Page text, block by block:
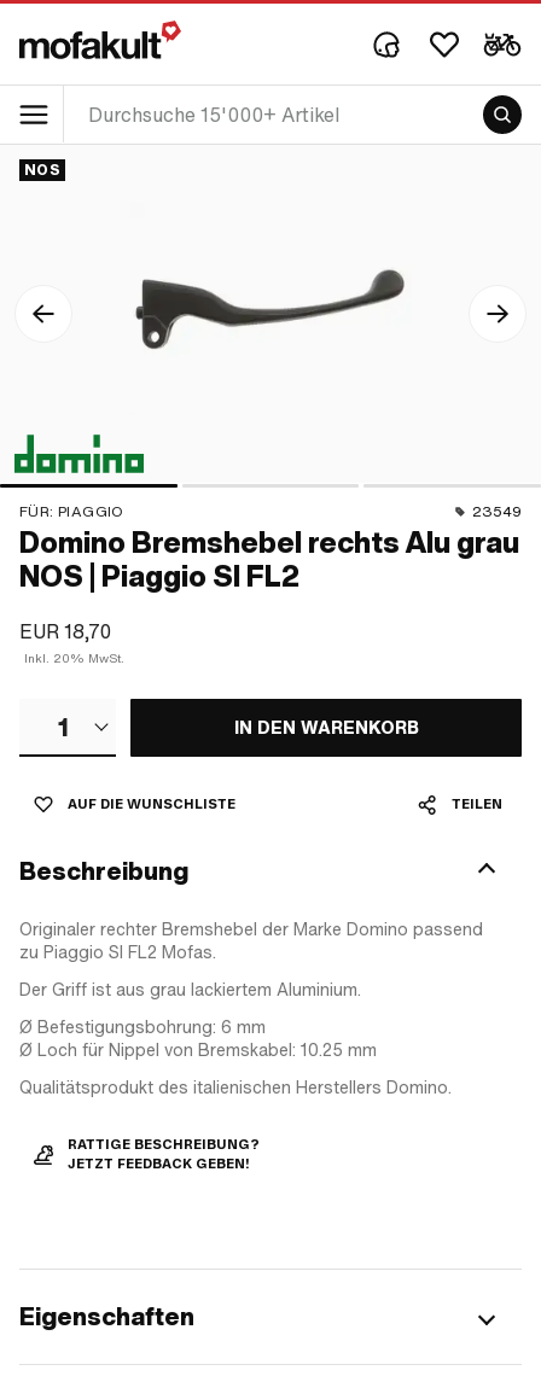
NOS
FÜR: PIAGGIO 23549
Domino Bremshebel rechts Alu grau
NOS | Piaggio SI FL2
EUR 18,70
Inkl. 20% MwSt.
1 IN DEN WARENKORB
AUF DIE WUNSCHLISTE TEILEN
Beschreibung
Originaler rechter Bremshebel der Marke Domino passend
zu Piaggio SI FL2 Mofas.
Der Griff ist aus grau lackiertem Aluminium.
Ø Befestigungsbohrung: 6 mm
Ø Loch für Nippel von Bremskabel: 10.25 mm
Qualitätsprodukt des italienischen Herstellers Domino.
RATTIGE BESCHREIBUNG?
JETZT FEEDBACK GEBEN!
Eigenschaften